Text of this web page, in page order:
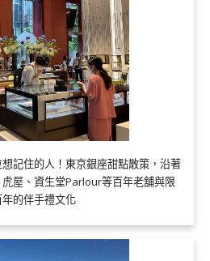
記住的人！東京銀座甜點散策，沿著
屋、資生堂Parlour等百年老舖與限
的伴手禮文化